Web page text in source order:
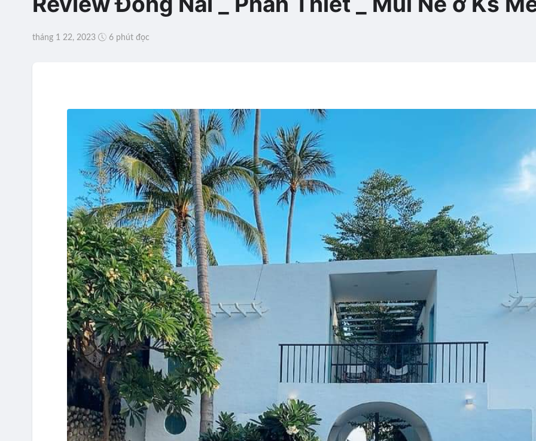
tháng 1 22, 2023 6 phút đọc